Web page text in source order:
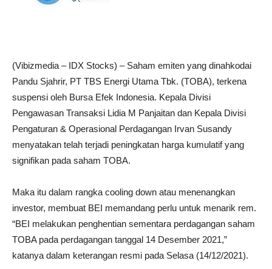
(Vibizmedia – IDX Stocks) – Saham emiten yang dinahkodai
Pandu Sjahrir, PT TBS Energi Utama Tbk. (TOBA), terkena
suspensi oleh Bursa Efek Indonesia. Kepala Divisi
Pengawasan Transaksi Lidia M Panjaitan dan Kepala Divisi
Pengaturan & Operasional Perdagangan Irvan Susandy
menyatakan telah terjadi peningkatan harga kumulatif yang
signifikan pada saham TOBA.
Maka itu dalam rangka cooling down atau menenangkan
investor, membuat BEI memandang perlu untuk menarik rem.
“BEI melakukan penghentian sementara perdagangan saham
TOBA pada perdagangan tanggal 14 Desember 2021,”
katanya dalam keterangan resmi pada Selasa (14/12/2021).